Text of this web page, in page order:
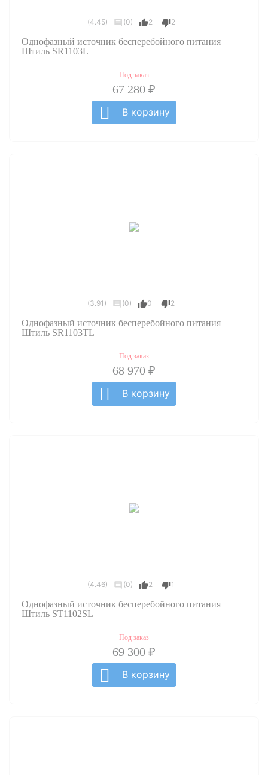
(4.45) (0) 2 2
Однофазный источник бесперебойного питания
Штиль SR1103L
Под заказ
67 280 ₽
В корзину
(3.91) (0) 0 2
Однофазный источник бесперебойного питания
Штиль SR1103TL
Под заказ
68 970 ₽
В корзину
(4.46) (0) 2 1
Однофазный источник бесперебойного питания
Штиль ST1102SL
Под заказ
69 300 ₽
В корзину